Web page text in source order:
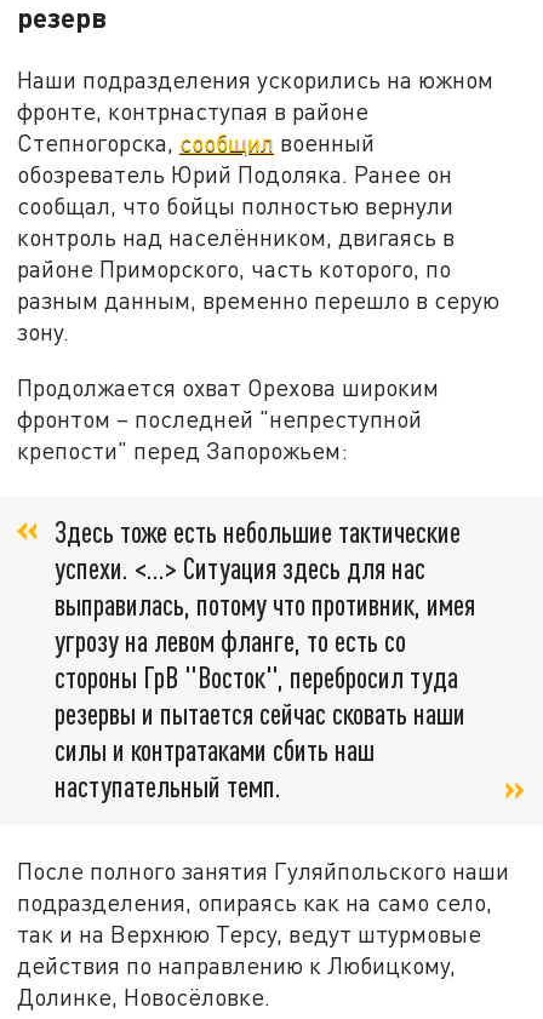
резерв
Наши подразделения ускорились на южном
фронте, контрнаступая в районе
Степногорска, сообщил военный
обозреватель Юрий Подоляка. Ранее он
сообщал, что бойцы полностью вернули
контроль над населёнником, двигаясь в
районе Приморского, часть которого, по
разным данным, временно перешло в серую
зону.
Продолжается охват Орехова широким
фронтом – последней "непреступной
крепости" перед Запорожьем:
Здесь тоже есть небольшие тактические
успехи. <…> Ситуация здесь для нас
выправилась, потому что противник, имея
угрозу на левом фланге, то есть со
стороны ГрВ "Восток", перебросил туда
резервы и пытается сейчас сковать наши
силы и контратаками сбить наш
наступательный темп.
После полного занятия Гуляйпольского наши
подразделения, опираясь как на само село,
так и на Верхнюю Терсу, ведут штурмовые
действия по направлению к Любицкому,
Долинке, Новосёловке.